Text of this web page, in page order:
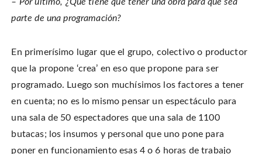
parte de una programación?
En primerísimo lugar que el grupo, colectivo o productor
que la propone ‘crea’ en eso que propone para ser
programado. Luego son muchísimos los factores a tener
en cuenta; no es lo mismo pensar un espectáculo para
una sala de 50 espectadores que una sala de 1100
butacas; los insumos y personal que uno pone para
poner en funcionamiento esas 4 o 6 horas de trabajo